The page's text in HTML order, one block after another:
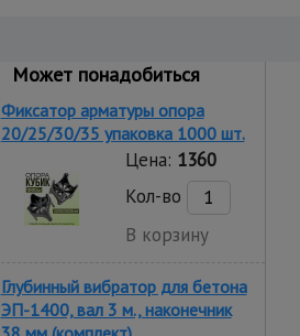
Может понадобиться
Фиксатор арматуры опора
20/25/30/35 упаковка 1000 шт.
Цена: 1360
Кол-во
В корзину
Глубинный вибратор для бетона
ЭП-1400, вал 3 м., наконечник